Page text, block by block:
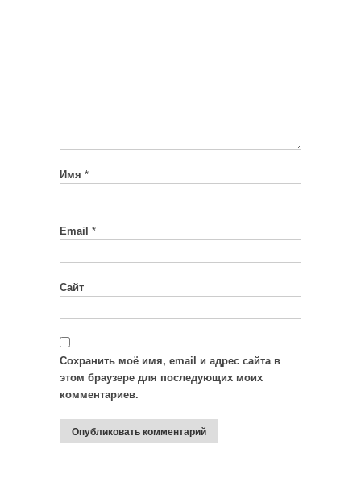
Имя *
Email *
Сайт
Сохранить моё имя, email и адрес сайта в
этом браузере для последующих моих
комментариев.